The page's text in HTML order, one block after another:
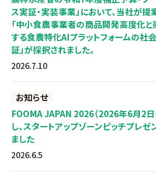
ス実証・実装事業」において、当社が
「中小食農事業者の商品開発高度化
する食農特化AIプラットフォームの社
証」が採択されました。
2026.7.10
お知らせ
FOOMA JAPAN 2026（2026年6月2
し、スタートアップゾーンピッチプレゼ
ました
2026.6.5